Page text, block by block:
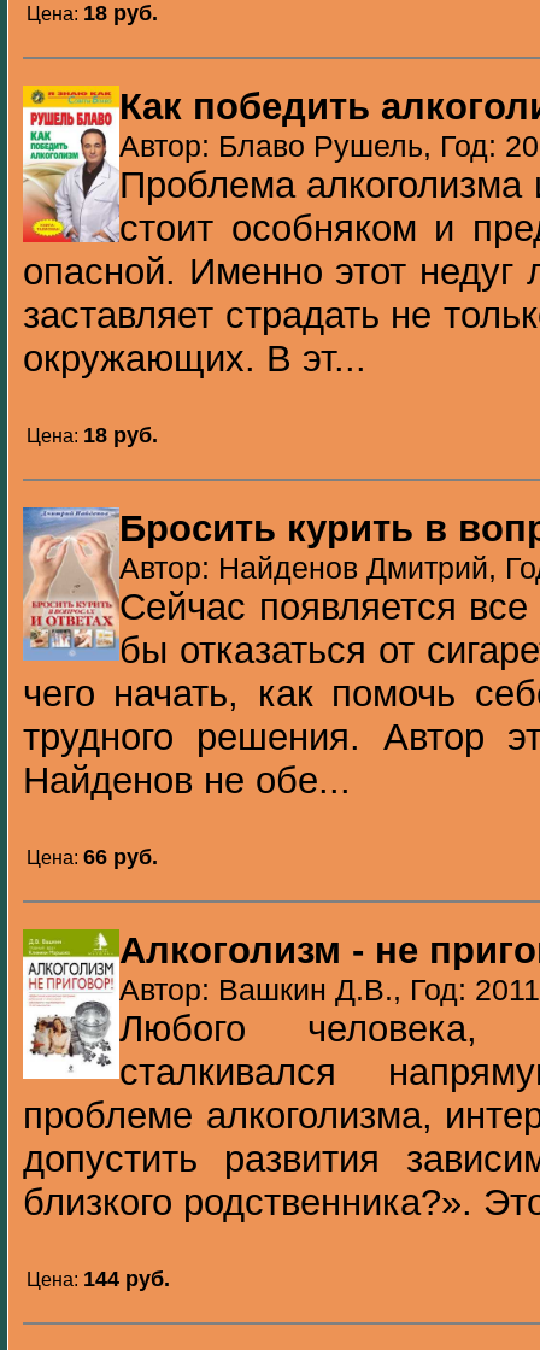
Цена: 18 pуб.
Как победить
Автор: Блаво Рушель, Год:
Проблема
стоит особняком и
опасной. Именно этот
заставляет страдать не
окружающих. В эт...
Цена: 18 pуб.
Бросить курить в
Автор: Найденов Дмитрий,
Сейчас появляется
бы отказаться от
чего начать, как помочь
трудного решения. Автор
Найденов не обе...
Цена: 66 pуб.
Алкоголизм - не
Автор: Вашкин Д.В., Год: 2011
Любого
сталкивался
проблеме алкоголизма,
допустить развития
близкого родственника?».
Цена: 144 pуб.